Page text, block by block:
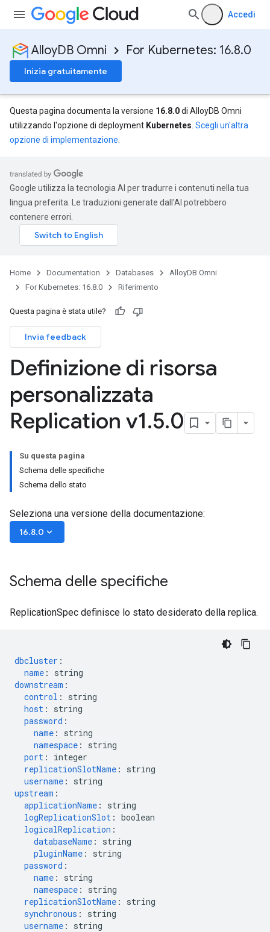
Accedi
AlloyDB Omni For Kubernetes: 16.8.0
Inizia gratuitamente
Questa pagina documenta la versione 16.8.0di AlloyDB Omni
utilizzando l'opzione di deployment Kubernetes Scegli un'altra
opzione di implementazione
Google utilizza la tecnologia AI per tradurre i contenuti nella tua
lingua preferita. Le traduzioni generate dall'AI potrebbero
contenere errori.
Home Documentation Databases
AlloyDB Omni
For Kubernetes: 16.8.0
Riferimento
Questa pagina è stata utile?
Invia feedback
Definizione di risorsa
personalizzata
Replication v1.5.0
Su questa pagina
Schema delle specifiche
Schema dello stato
Seleziona una versione della documentazione:
16.8.0 keyboard_arrow_down
Schema delle specifiche
ReplicationSpec definisce lo stato desiderato della replica.
dbcluster :
name :
string
downstream :
control :
string
host :
string
password :
name :
string
namespace :
string
port :
integer
replicationSlotName :
string
username :
string
upstream :
applicationName :
string
logReplicationSlot : boolean
logicalReplication :
databaseName :
string
pluginName :
string
password :
name :
string
namespace :
string
replicationSlotName :
string
synchronous :
string
username : string